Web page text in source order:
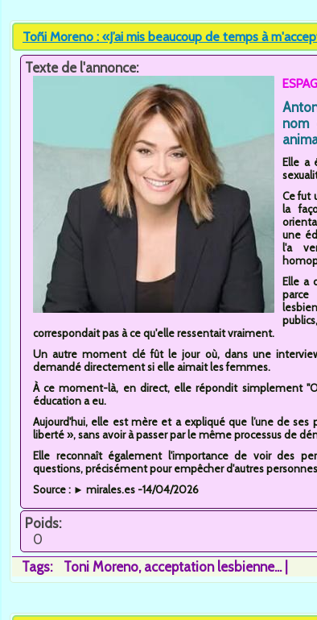
Toñi Moreno : «J’ai mis beaucoup de temps à
Texte de l'annonce:
nom
Elle a
Ce fut
la
une
l'a
Elle a
correspondait pas à ce qu'elle ressentait vraiment.
Un autre moment clé fût le jour où, dans une
demandé directement si elle aimait les femmes.
À ce moment-là, en direct, elle répondit simplement
éducation a eu.
Aujourd'hui, elle est mère et a expliqué que l’une de
liberté », sans avoir à passer par le même processus de
Elle reconnaît également l'importance de voir des
questions, précisément pour empêcher d'autres
Source : ► mirales.es -14/04/2026
Poids:
0
Tags:
Toni Moreno acceptation lesbienne...